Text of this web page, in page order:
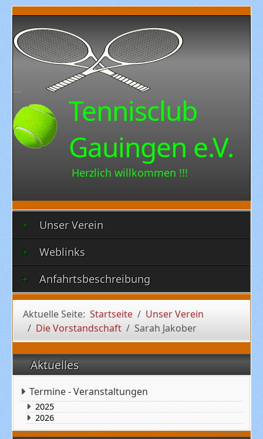
Tennisclub
Gauingen e.V.
Herzlich willkommen !!!
Unser Verein
Weblinks
Anfahrtsbeschreibung
Aktuelle Seite: Startseite
Unser Verein
Die Vorstandschaft
Sarah Jakober
Aktuelles
Termine - Veranstaltungen
2025
2026